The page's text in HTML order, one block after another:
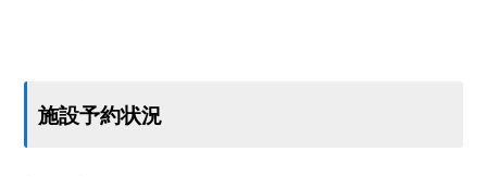
施設予約状況